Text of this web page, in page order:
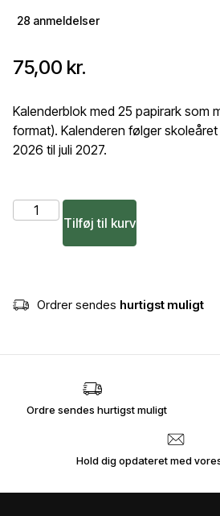
28 anmeldelser
75,00 kr.
Kalenderblok med 25 papirark som
format). Kalenderen følger
2026 til juli 2027.
Tilføj til kurv
Ordrer sendes hurtigst muligt
Ordre sendes hurtigst muligt
Hold dig opdateret med